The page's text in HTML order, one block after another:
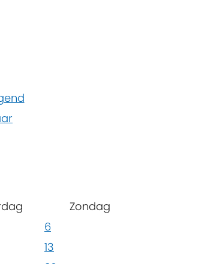
Zondag
6
13